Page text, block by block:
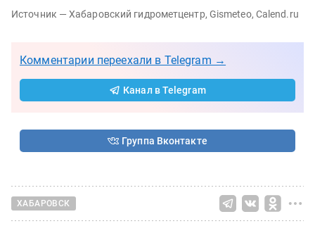
Источник — Хабаровский гидрометцентр, Gismeteo, Calend.ru
Комментарии переехали в Telegram →
Канал в Telegram
Группа Вконтакте
ХАБАРОВСК